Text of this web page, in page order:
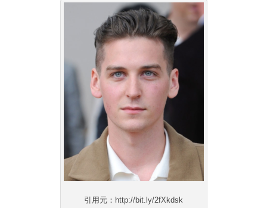
引用元：http://bit.ly/2fXkdsk